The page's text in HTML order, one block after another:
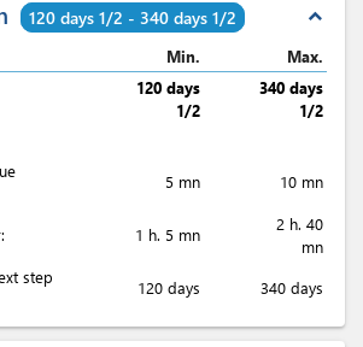
120 days 1/2 - 340 days 1/2 expand_less
Min. Max.
120 days
1/2
340 days
1/2
5 mn 10 mn
1 h. 5 mn
2 h. 40
mn
step
120 days 340 days